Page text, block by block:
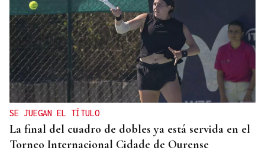
SE JUEGAN EL TÍTULO
La final del cuadro de dobles ya está servida en el
Torneo Internacional Cidade de Ourense